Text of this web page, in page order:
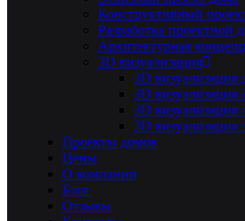
Конструктивный
Разработка проектной
Архитектурная
3D визуализация
3D визуализация
3D визуализация
3D визуализация
3D визуализация
Проекты домов
Цены
О компании
Блог
Отзывы